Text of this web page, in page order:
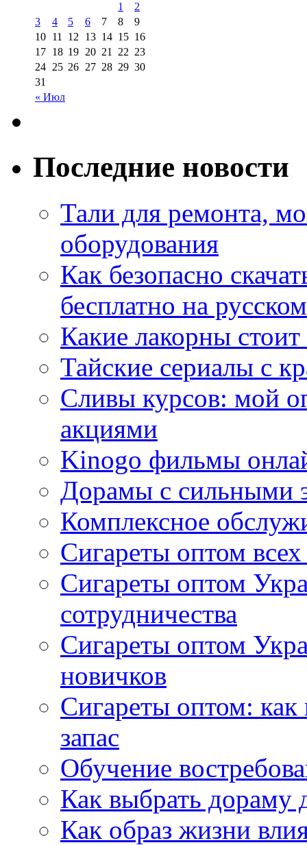
« Июл
1
2
3
4 5 6 7 8
9
10 11 12 13 14 15 16
17 18 19 20 21 22 23
24 25 26 27 28 29 30
31
Последние новости
Тали для ремонта,
оборудования
Как безопасно
бесплатно на
Какие лакорны
Тайские сериалы с
Сливы курсов: мой
акциями
Kinogo фильмы
Дорамы с сильными
Комплексное
Сигареты оптом
Сигареты оптом
сотрудничества
Сигареты оптом
новичков
Сигареты оптом:
запас
Обучение
Как выбрать дораму
Как образ жизни